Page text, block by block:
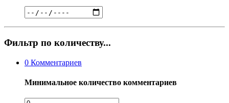
Фильтр по количеству...
0 Комментариев
Минимальное количество комментариев